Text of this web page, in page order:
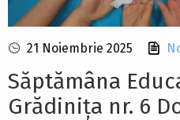
21 Noiembrie 2025
Săptămâna
Grădinița nr. 6